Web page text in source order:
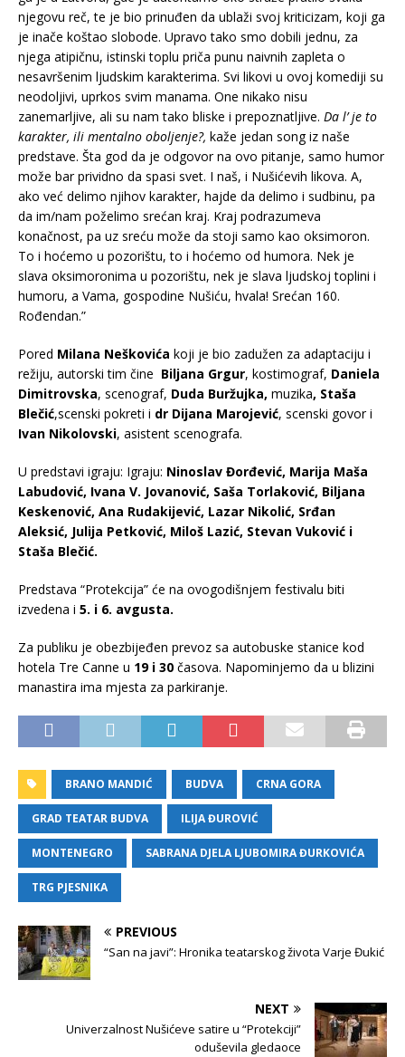
njegovu reč, te je bio prinuđen da ublaži svoj kriticizam, koji ga
je inače koštao slobode. Upravo tako smo dobili jednu, za
njega atipičnu, istinski toplu priča punu naivnih zapleta o
nesavršenim ljudskim karakterima. Svi likovi u ovoj komediji su
neodoljivi, uprkos svim manama. One nikako nisu
zanemarljive, ali su nam tako bliske i prepoznatljive. Da l’ je to
karakter, ili mentalno oboljenje?, kaže jedan song iz naše
predstave. Šta god da je odgovor na ovo pitanje, samo humor
može bar prividno da spasi svet. I naš, i Nušićevih likova. A,
ako već delimo njihov karakter, hajde da delimo i sudbinu, pa
da im/nam poželimo srećan kraj. Kraj podrazumeva
konačnost, pa uz sreću može da stoji samo kao oksimoron.
To i hoćemo u pozorištu, to i hoćemo od humora. Nek je
slava oksimoronima u pozorištu, nek je slava ljudskoj toplini i
humoru, a Vama, gospodine Nušiću, hvala! Srećan 160.
Rođendan.”
Pored Milana Neškovića koji je bio zadužen za adaptaciju i
režiju, autorski tim čine Biljana Grgur, kostimograf, Daniela
Dimitrovska, scenograf, Duda Buržujka, muzika, Staša
Blečić,scenski pokreti i dr Dijana Marojević, scenski govor i
Ivan Nikolovski, asistent scenografa.
U predstavi igraju: Igraju: Ninoslav Đorđević, Marija Maša
Labudović, Ivana V. Jovanović, Saša Torlaković, Biljana
Keskenović, Ana Rudakijević, Lazar Nikolić, Srđan
Aleksić, Julija Petković, Miloš Lazić, Stevan Vuković i
Staša Blečić.
Predstava “Protekcija” će na ovogodišnjem festivalu biti
izvedena i 5. i 6. avgusta.
Za publiku je obezbijeđen prevoz sa autobuske stanice kod
hotela Tre Canne u 19 i 30 časova. Napominjemo da u blizini
manastira ima mjesta za parkiranje.
BRANO MANDIĆ BUDVA CRNA GORA
GRAD TEATAR BUDVA ILIJA ĐUROVIĆ
MONTENEGRO SABRANA DJELA LJUBOMIRA ĐURKOVIĆA
TRG PJESNIKA
PREVIOUS
“San na javi”: Hronika teatarskog života Varje Đukić
NEXT
Univerzalnost Nušićeve satire u “Protekciji”
oduševila gledaoce